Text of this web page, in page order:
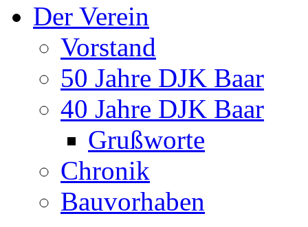
Der Verein
Vorstand
50 Jahre DJK Baar
40 Jahre DJK Baar
Grußworte
Chronik
Bauvorhaben